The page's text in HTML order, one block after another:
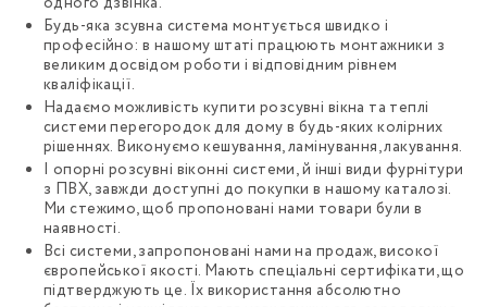
Будь-яка зсувна система монтується швидко і
професійно: в нашому штаті працюють монтажники з
великим досвідом роботи і відповідним рівнем
кваліфікації.
Надаємо можливість купити розсувні вікна та теплі
системи перегородок для дому в будь-яких колірних
рішеннях. Виконуємо кешування, ламінування, лакування.
І опорні розсувні віконні системи, й інші види фурнітури
з ПВХ, завжди доступні до покупки в нашому каталозі.
Ми стежимо, щоб пропоновані нами товари були в
наявності.
Всі системи, запропоновані нами на продаж, високої
європейської якості. Мають спеціальні сертифікати, що
підтверджують це. Їх використання абсолютно